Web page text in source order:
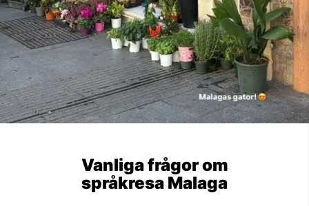
Vanliga frågor om
språkresa Malaga